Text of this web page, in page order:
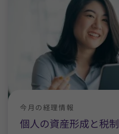
個人の資産形成と税制
今月の経理情報